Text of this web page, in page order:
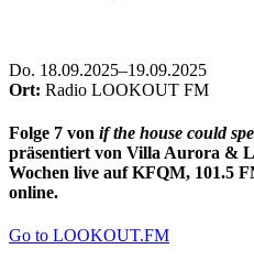
Do. 18.09.2025–19.09.2025
Ort: Radio LOOKOUT FM
Folge 7 von if the house could
präsentiert von Villa Aurora &
Wochen live auf KFQM, 101.5
online.
Go to LOOKOUT.FM